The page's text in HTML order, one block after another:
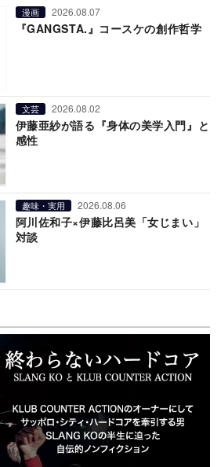
漫画 2026.08.07
『GANGSTA.』コースケの創作哲学
文芸 2026.08.02
伊藤亜紗が語る『身体の美学入門』と
感性
趣味・実用 2026.08.06
阿川佐和子×伊藤比呂美「女じまい」
対談